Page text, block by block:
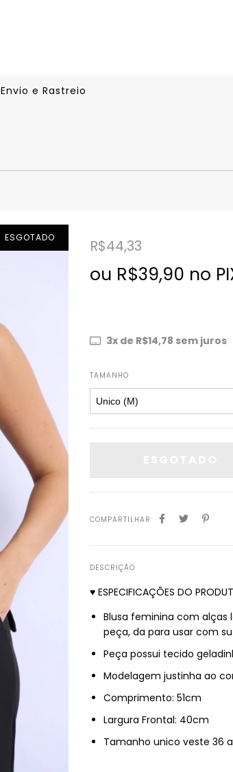
Envio e Rastreio
ESGOTADO R$44,33
ou R$39,90 no
3x de R$14,78 sem juros
TAMANHO
COMPARTILHAR
DESCRIÇÃO
♥ ESPECIFICAÇÕES DO
Blusa feminina com alças
peça, da para usar com
Peça possui tecido
Modelagem justinha ao
Comprimento: 51cm
Largura Frontal: 40cm
Tamanho unico veste 36